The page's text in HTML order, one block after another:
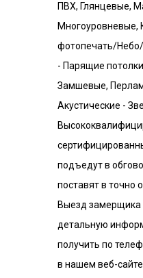
ПВХ, Глянцевые,
Многоуровневые,
фотопечать/
- Парящие
Замшевые,
Акустические -
подъедут в
поставят в точно
Выезд
детальную
получить по
в нашем веб-